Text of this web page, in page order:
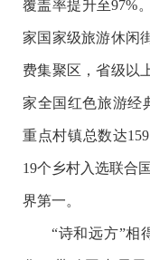
覆盖率提升至97%
家国家级旅游休闲
费集聚区，省级以
家全国红色旅游经
重点村镇总数达
19个乡村入选联合
界第一。
“诗和远方”相